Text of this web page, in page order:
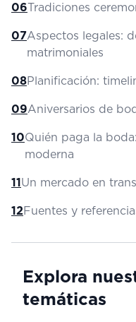
06Tradiciones
07Aspectos legales:
matrimoniales
08Planificación:
09Aniversarios de
10Quién paga la
moderna
11Un mercado en
12Fuentes y
Explora
temáticas